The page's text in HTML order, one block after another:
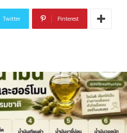
Twitter Pinterest